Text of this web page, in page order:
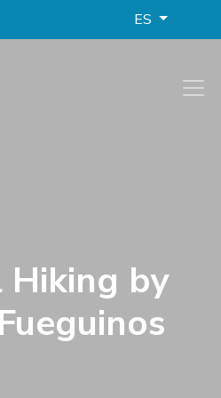
ES
Hiking by